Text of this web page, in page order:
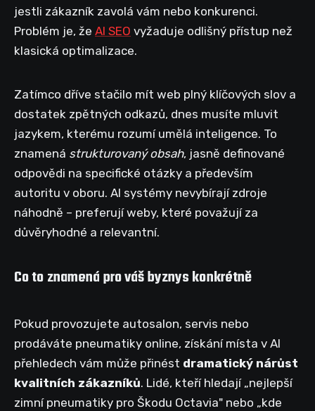
jestli zákazník zavolá vám nebo konkurenci.
Problém je, že AI SEO vyžaduje odlišný přístup než
klasická optimalizace.
Zatímco dříve stačilo mít web plný klíčových slov a
dostatek zpětných odkazů, dnes musíte mluvit
jazykem, kterému rozumí umělá inteligence. To
znamená strukturovaný obsah, jasně definované
odpovědi na specifické otázky a především
autoritu v oboru. AI systémy nevybírají zdroje
náhodně – preferují weby, které považují za
důvěryhodné a relevantní.
Co to znamená pro váš byznys konkrétně
Pokud provozujete autosalon, servis nebo
prodáváte pneumatiky online, získání místa v AI
přehledech vám může přinést dramatický nárůst
kvalitních zákazníků. Lidé, kteří hledají „nejlepší
zimní pneumatiky pro Škodu Octavia" nebo „kde